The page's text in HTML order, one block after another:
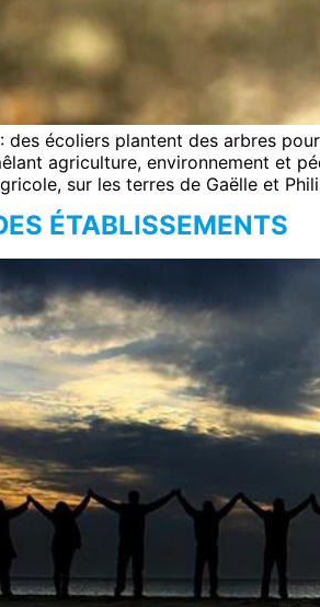
des écoliers plantent des arbres
agriculture, environnement et
sur les terres de Gaëlle et
ÉTABLISSEMENTS